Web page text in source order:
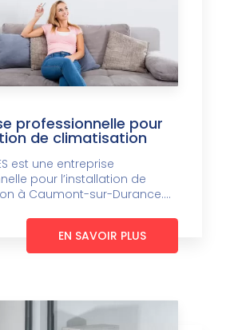
professionnelle pour
de climatisation
est une entreprise
pour l’installation de
à Caumont-sur-Durance....
EN SAVOIR PLUS